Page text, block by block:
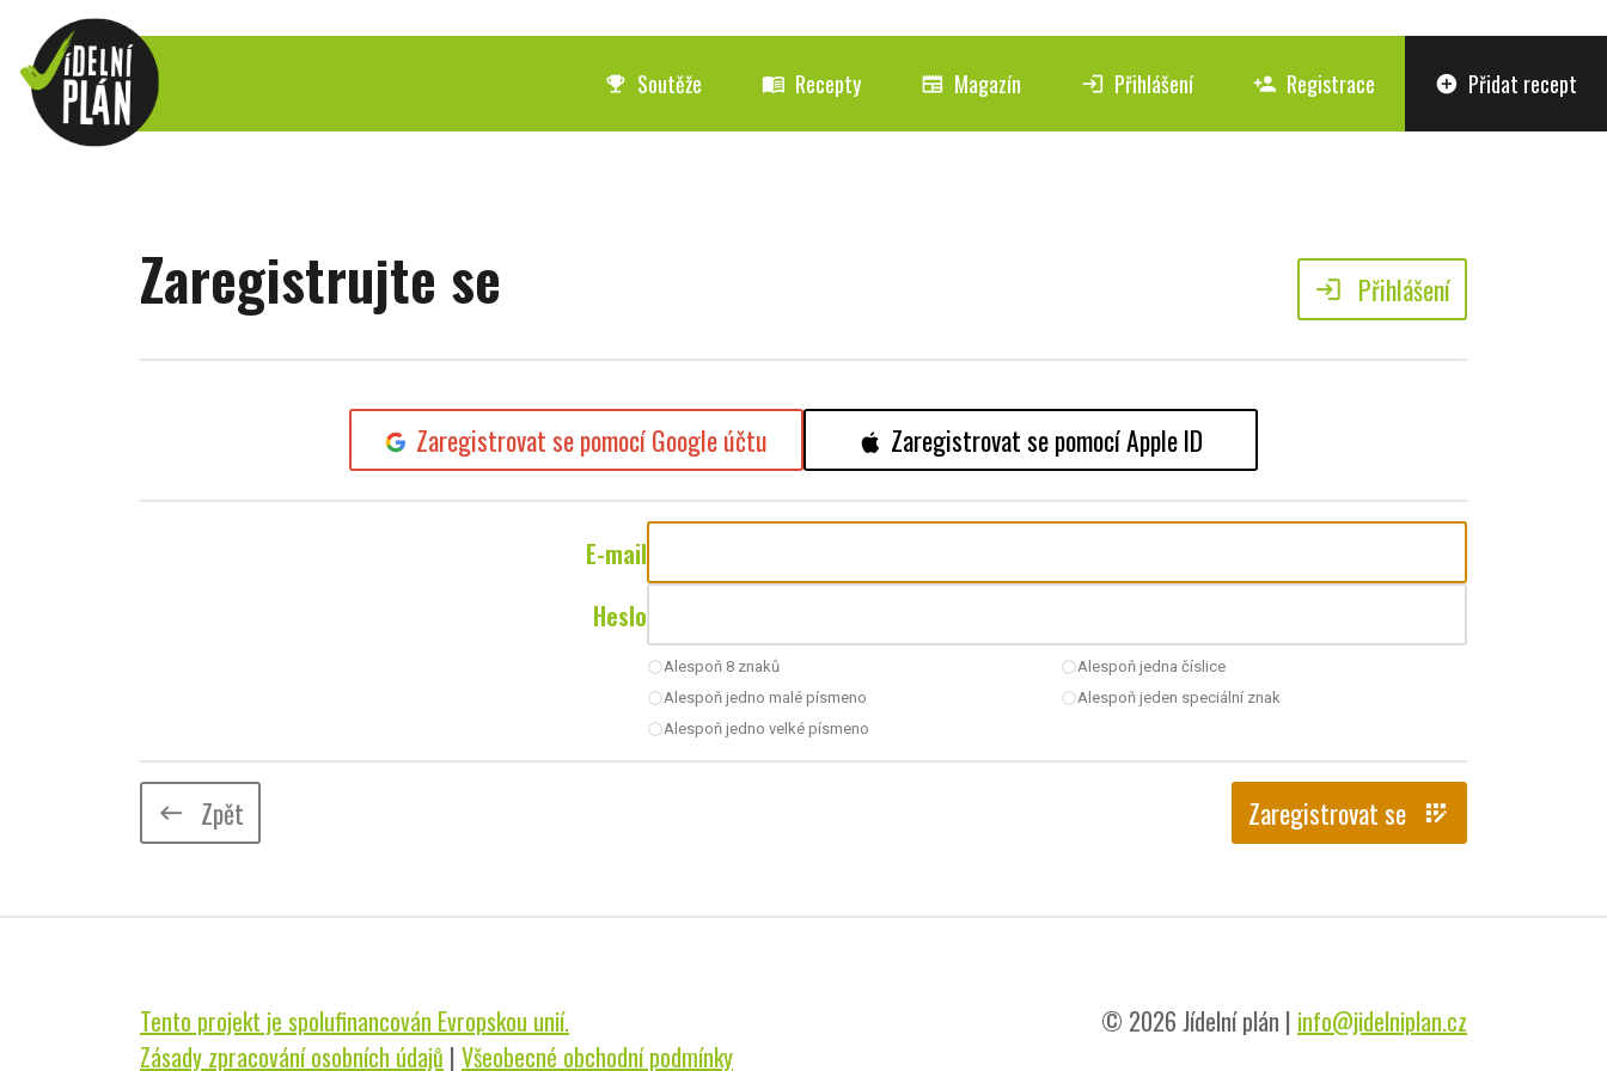
emoji_events Soutěže menu_book Recepty newspaper Magazín login Přihlášení person_add Registrace add_circle Přidat recept
Zaregistrujte se login Přihlášení
Zaregistrovat se pomocí Google účtu Zaregistrovat se pomocí Apple ID
E-mail
Heslo
radio_button_uncheckedAlespoň 8 znaků
radio_button_uncheckedAlespoň jedno malé písmeno
radio_button_uncheckedAlespoň jedno velké písmeno
radio_button_uncheckedAlespoň jedna číslice
radio_button_uncheckedAlespoň jeden speciální znak
keyboard_backspace Zpět Zaregistrovat se app_registration
Tento projekt je spolufinancován Evropskou unií.
Zásady zpracování osobních údajů | Všeobecné obchodní podmínky
© 2026 Jídelní plán | info@jidelniplan.cz